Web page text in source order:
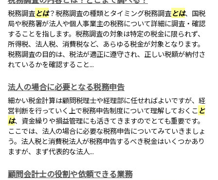
税務調査とは？税務調査の種類とタイミング税務調査とは、国税
局や税務署が法人や個人事業主の税務について詳細に調査・確認
することを指します。税務調査の対象は特定の税金に限られず、
所得税、法人税、消費税など、あらゆる税金が対象となります。
税務調査の目的は、税法が適正に遵守され、正しい税額が納付さ
れているかを確認すること...
法人の場合に必要となる税務申告
細かい税金計算は顧問税理士や経理部に任せればよいですが、経
営判断を行っていく上で税務申告制度について理解しておくこと
は、資金繰りや損益管理にも活きてきますのでとても重要です。
ここでは、法人の場合に必要な税務申告についてみていきましょ
う。法人税と消費税法人が税務申告するべき税金はいくつかあり
ますが、まず代表的な法人...
顧問会計士の役割や依頼できる業務